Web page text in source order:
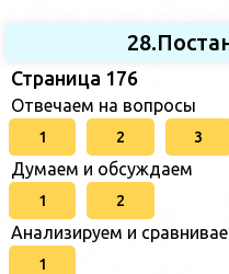
Страница 176
Отвечаем на вопросы
1 2 3
Думаем и обсуждаем
1 2
Анализируем и
1